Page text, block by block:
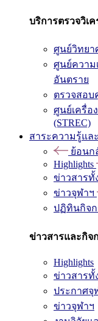
บริการตรวจวิเ
ศูนย์วิทยา
ศูนย์ความ
อันตราย
ตรวจสอ
ศูนย์เครื่อ
(STREC)
สาระความรู้แล
ย้อนก
Highlights
ข่าวสารทั้
ข่าวจุฬาฯ
ปฏิทินกิจก
ข่าวสารและกิจ
Highlights
ข่าวสารทั้
ประกาศจุ
ข่าวจุฬาฯ